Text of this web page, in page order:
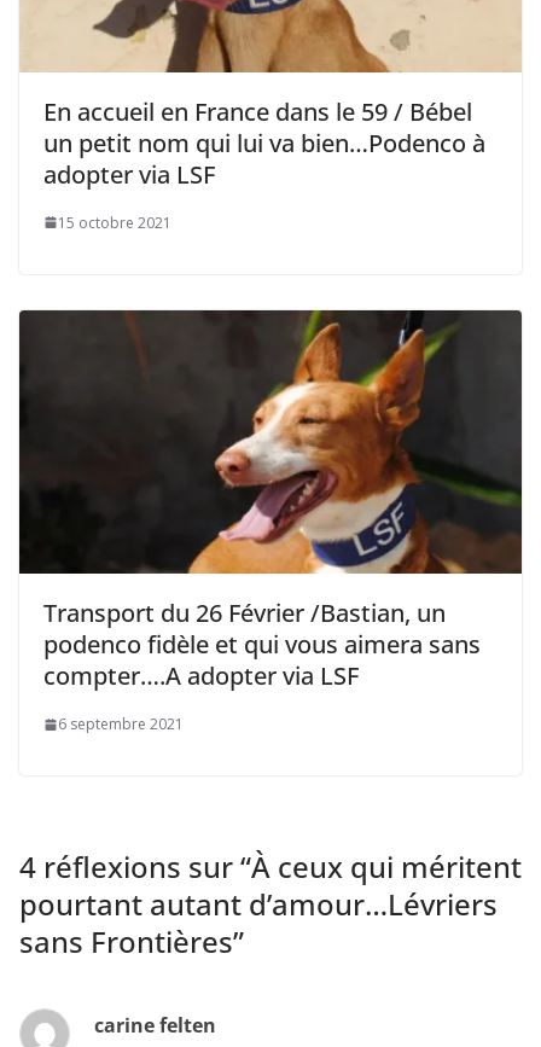
En accueil en France dans le 59 / Bébel
un petit nom qui lui va bien…Podenco à
adopter via LSF
15 octobre 2021
Transport du 26 Février /Bastian, un
podenco fidèle et qui vous aimera sans
compter….A adopter via LSF
6 septembre 2021
4 réflexions sur “À ceux qui méritent
pourtant autant d’amour…Lévriers
sans Frontières”
carine felten